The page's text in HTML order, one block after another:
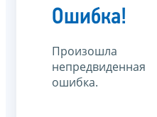
Ошибка!
Произошла
непредвиденная
ошибка.